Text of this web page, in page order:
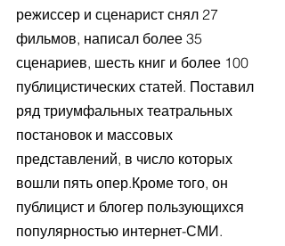
режиссер и сценарист снял 27
фильмов, написал более 35
сценариев, шесть книг и более 100
публицистических статей. Поставил
ряд триумфальных театральных
постановок и массовых
представлений, в число которых
вошли пять опер.Кроме того, он
публицист и блогер пользующихся
популярностью интернет-СМИ.